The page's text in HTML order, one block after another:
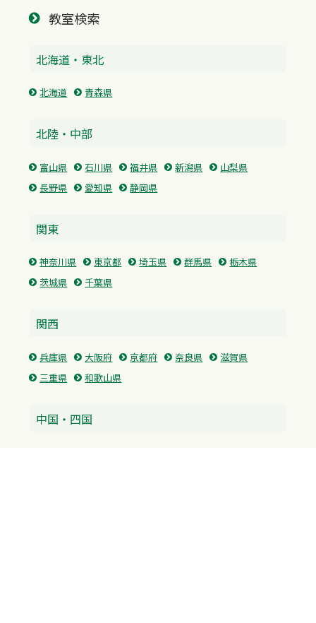
教室検索
北海道・東北
北海道 青森県
北陸・中部
富山県 石川県 福井県 新潟県
山梨県
長野県
愛知県 静岡県
関東
神奈川県 東京都 埼玉県 群馬県
栃木県
茨城県
千葉県
関西
兵庫県 大阪府 京都府 奈良県
滋賀県
三重県
和歌山県
中国・四国